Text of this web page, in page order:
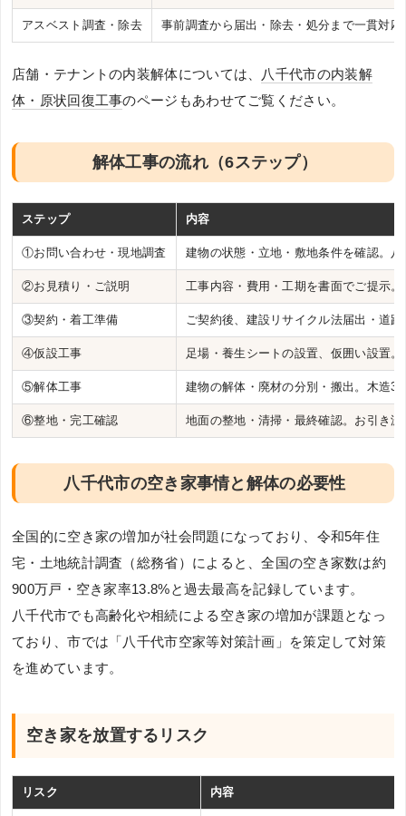
アスベスト調査・除去 事前調査から届出・除去・処分まで一貫対応
店舗・テナントの内装解体については、 八千代市の内装解
体・原状回復工事のページもあわせてご覧ください。
解体工事の流れ（6ステップ）
ステップ 内容
①お問い合わせ・現地調査 建物の状態・立地・敷地条件を確認。
②お見積り・ご説明 工事内容・費用・工期を書面でご提示
③契約・着工準備 ご契約後、建設リサイクル法届出・道
④仮設工事 足場・養生シートの設置、仮囲い設置
⑤解体工事 建物の解体・廃材の分別・搬出。木造
⑥整地・完工確認 地面の整地・清掃・最終確認。お引き
八千代市の空き家事情と解体の必要性
全国的に空き家の増加が社会問題になっており、令和5年住
宅・土地統計調査（総務省）によると、全国の空き家数は約
900万戸・空き家率13.8%と過去最高を記録しています。
八千代市でも高齢化や相続による空き家の増加が課題となっ
ており、市では「八千代市空家等対策計画」を策定して対策
を進めています。
空き家を放置するリスク
リスク 内容